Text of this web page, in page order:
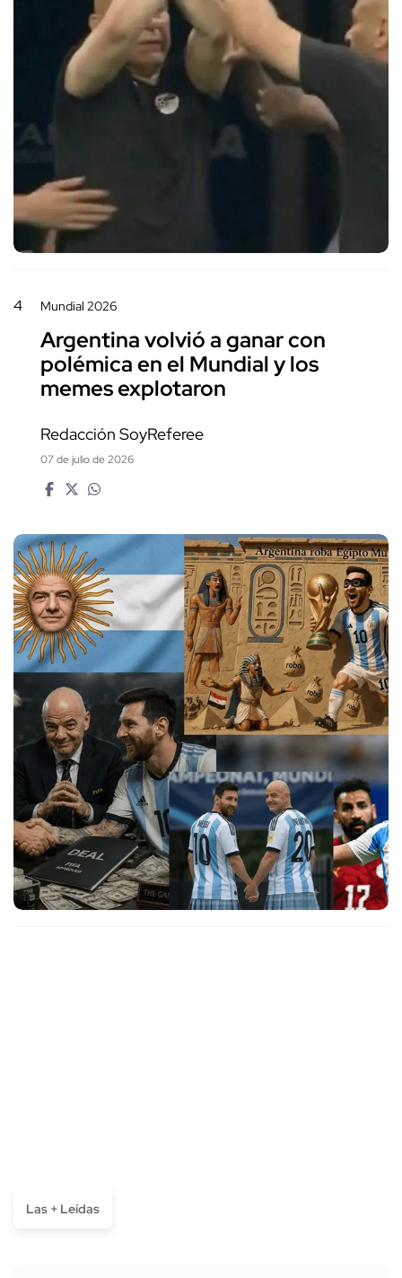
4 Mundial 2026
Argentina volvió a ganar con
polémica en el Mundial y los
memes explotaron
Redacción SoyReferee
07 de julio de 2026
Las + Leídas